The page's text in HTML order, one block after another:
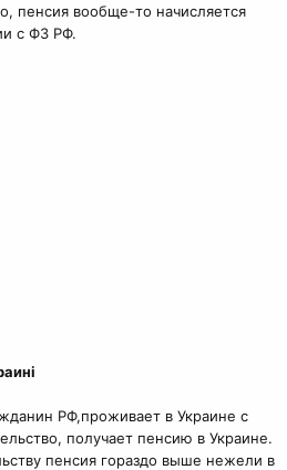
пенсия вообще-то начисляется
с ФЗ РФ.
РФ,проживает в Украине с
получает пенсию в Украине.
пенсия гораздо выше нежели в